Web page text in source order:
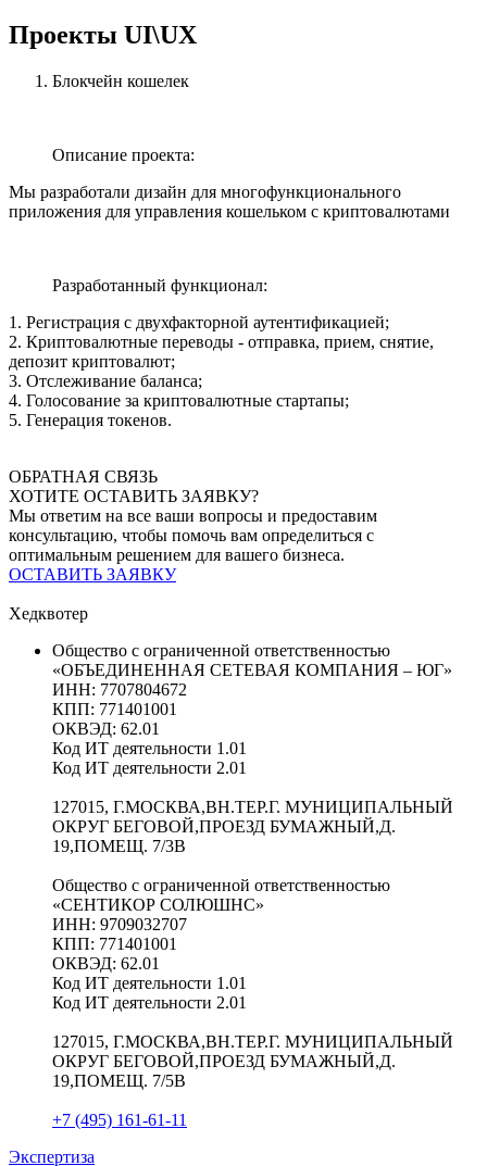
Проекты UI\UX
Блокчейн кошелек
Описание проекта:
Мы разработали дизайн для многофункционального
приложения для управления кошельком с криптовалютами
Разработанный функционал:
1. Регистрация с двухфакторной аутентификацией;
2. Криптовалютные переводы - отправка, прием, снятие,
депозит криптовалют;
3. Отслеживание баланса;
4. Голосование за криптовалютные стартапы;
5. Генерация токенов.
ОБРАТНАЯ СВЯЗЬ
ХОТИТЕ ОСТАВИТЬ ЗАЯВКУ?
Мы ответим на все ваши вопросы и предоставим
консультацию, чтобы помочь вам определиться с
оптимальным решением для вашего бизнеса.
ОСТАВИТЬ ЗАЯВКУ
Хедквотер
Общество с ограниченной ответственностью
«ОБЪЕДИНЕННАЯ СЕТЕВАЯ КОМПАНИЯ – ЮГ»
ИНН: 7707804672
КПП: 771401001
ОКВЭД: 62.01
Код ИТ деятельности 1.01
Код ИТ деятельности 2.01
127015, Г.МОСКВА,ВН.ТЕР.Г. МУНИЦИПАЛЬНЫЙ
ОКРУГ БЕГОВОЙ,ПРОЕЗД БУМАЖНЫЙ,Д.
19,ПОМЕЩ. 7/3В
Общество с ограниченной ответственностью
«СЕНТИКОР СОЛЮШНС»
ИНН: 9709032707
КПП: 771401001
ОКВЭД: 62.01
Код ИТ деятельности 1.01
Код ИТ деятельности 2.01
127015, Г.МОСКВА,ВН.ТЕР.Г. МУНИЦИПАЛЬНЫЙ
ОКРУГ БЕГОВОЙ,ПРОЕЗД БУМАЖНЫЙ,Д.
19,ПОМЕЩ. 7/5В
+7 (495) 161-61-11
Экспертиза